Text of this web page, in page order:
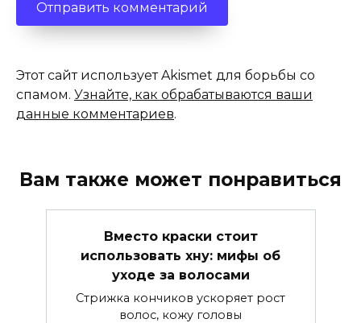
Этот сайт использует Akismet для борьбы со
спамом. Узнайте, как обрабатываются ваши
данные комментариев.
Вам также может понравиться
Вместо краски стоит
использовать хну: мифы об
уходе за волосами
Стрижка кончиков ускоряет рост
волос, кожу головы